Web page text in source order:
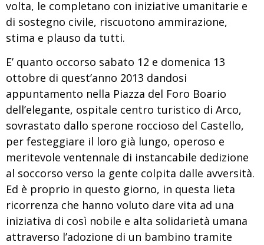
volta, le completano con iniziative umanitarie e
di sostegno civile, riscuotono ammirazione,
stima e plauso da tutti.
E’ quanto occorso sabato 12 e domenica 13
ottobre di quest’anno 2013 dandosi
appuntamento nella Piazza del Foro Boario
dell’elegante, ospitale centro turistico di Arco,
sovrastato dallo sperone roccioso del Castello,
per festeggiare il loro già lungo, operoso e
meritevole ventennale di instancabile dedizione
al soccorso verso la gente colpita dalle avversità.
Ed è proprio in questo giorno, in questa lieta
ricorrenza che hanno voluto dare vita ad una
iniziativa di così nobile e alta solidarietà umana
attraverso l’adozione di un bambino tramite